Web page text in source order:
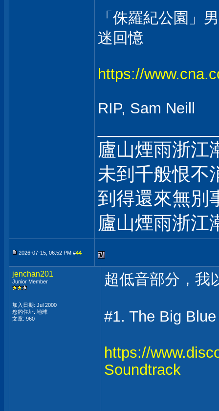
「侏羅紀公園」
迷回憶
https://
RIP, Sam Neill
廬山煙雨浙江
未到千般恨不
到得還來無別
廬山煙雨浙江
2026-07-15, 06:52 PM #44
jenchan201
Junior Member
加入日期: Jul 2000
您的住址: 地球
文章: 960
超低音部分，我
#1. The Big
https://
Soundtrack